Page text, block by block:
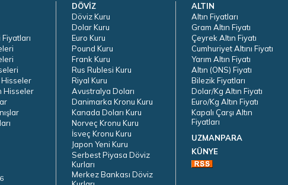
Hisseler
Hisseler
DÖVİZ
Döviz Kuru
Dolar Kuru
Euro Kuru
Pound Kuru
Frank Kuru
Rus Rublesi Kuru
Riyal Kuru
Avustralya Doları
Danimarka Kronu Kuru
Kanada Doları Kuru
Norveç Kronu Kuru
İsveç Kronu Kuru
Japon Yeni Kuru
Serbest Piyasa Döviz
Kurları
Merkez Bankası Döviz
ALTIN
Altın Fiyatları
Gram Altın Fiyatı
Çeyrek Altın Fiyatı
Cumhuriyet Altını Fiyatı
Yarım Altın Fiyatı
Altın (ONS) Fiyatı
Bilezik Fiyatları
Dolar/Kg Altın Fiyatı
Euro/Kg Altın Fiyatı
Kapalı Çarşı Altın
Fiyatları
UZMANPARA
KÜNYE